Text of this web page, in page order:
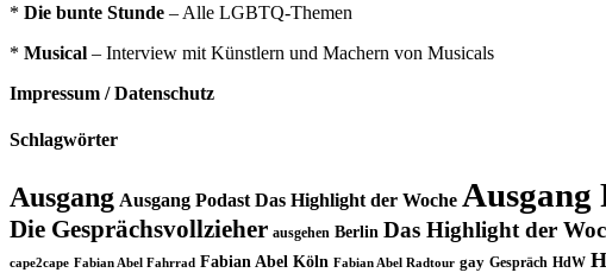
* Die bunte Stunde – Alle LGBTQ-Themen
* Musical – Interview mit Künstlern und Machern von Musicals
Impressum / Datenschutz
Schlagwörter
Ausgang Ausgang Podast Das Highlight der Woche Ausgang
Die Gesprächsvollzieher ausgehen Berlin Das Highlight der
cape2cape Fabian Abel Fahrrad Fabian Abel Köln Fabian Abel Radtour gay Gespräch HdW